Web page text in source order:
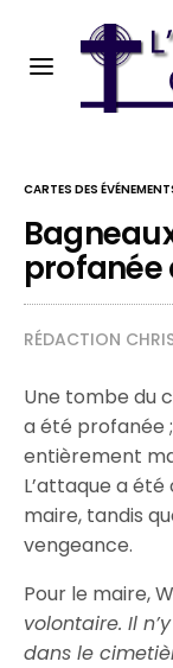
CARTES DES
profanée
RÉDACTION
Une tombe du
a été profanée
entièrement
L’attaque a
maire, tandis
vengeance.
Pour le maire,
volontaire. Il
dans le